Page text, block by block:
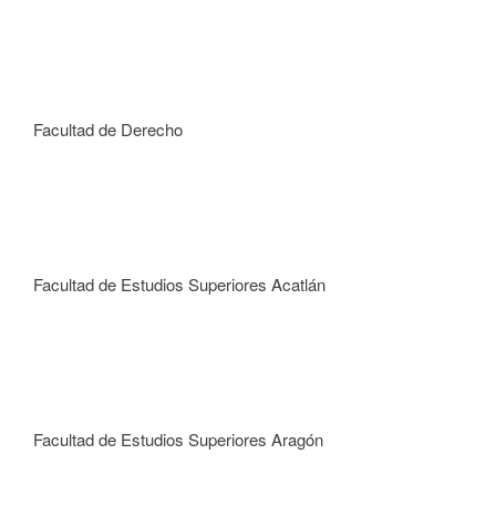
Facultad de Derecho
Facultad de Estudios Superiores Acatlán
Facultad de Estudios Superiores Aragón